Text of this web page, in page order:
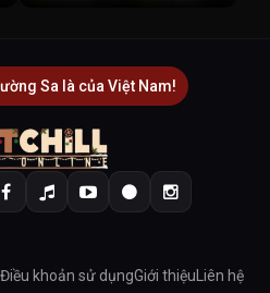
Sa là của Việt Nam!
Điều khoản sử dụngGiới thiệuLiên hệ